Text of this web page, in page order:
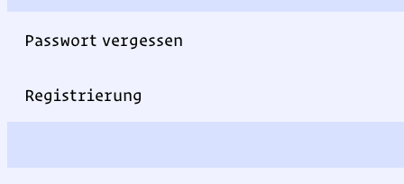
Passwort vergessen
Registrierung